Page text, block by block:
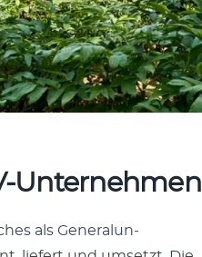
Unternehmen
als Gen­er­alun­